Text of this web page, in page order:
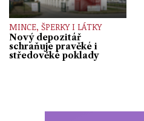
MINCE, ŠPERKY I LÁTKY
Nový depozitář
schraňuje pravěké i
středověké poklady